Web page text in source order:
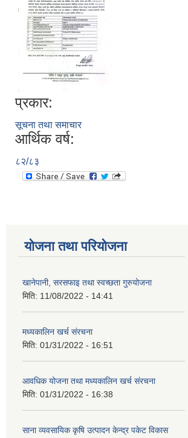
प्रकार:
सूचना तथा समाचार
आर्थिक वर्ष:
८२/८३
योजना तथा परियोजना
खानेपानी, सरसफाइ तथा स्वच्छता गुरुयोजना
मिति: 11/08/2022 - 14:41
मध्यकालिन खर्च संरचना
मिति: 01/31/2022 - 16:51
आवधिक योजना तथा मध्यकालिन खर्च संरचना
मिति: 01/31/2022 - 16:38
साना व्यवसायिक कृषि उत्पादन केन्द्र पकेट विकास